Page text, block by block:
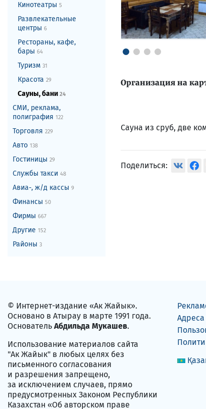
Кинотеатры 5
Развлекательные
центры 6
Рестораны, кафе,
бары 64
Туризм 31
Красота 29
Сауны, бани 24
СМИ, реклама,
полиграфия 122
Торговля 229
Авто 138
Гостиницы 29
Службы такси 48
Авиа-, ж/д кассы 9
Финансы 50
Фирмы 667
Другие 152
Районы 3
Организация на
Сауна из сруб, две
Поделиться:
© Интернет-издание «Ак Жайык».
Основано в Атырау в марте 1991 года.
Основатель Абдильда Мукашев.
Использование материалов сайта
"Ак Жайык" в любых целях без
письменного согласования
и разрешения запрещено,
за исключением случаев, прямо
предусмотренных Законом Республики
Казахстан «Об авторском праве